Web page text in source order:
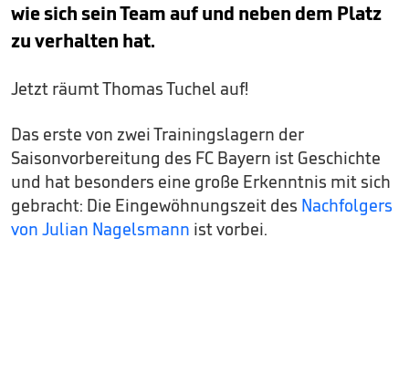
wie sich sein Team auf und neben dem Platz
zu verhalten hat.
Jetzt räumt Thomas Tuchel auf!
Das erste von zwei Trainingslagern der
Saisonvorbereitung des FC Bayern ist Geschichte
und hat besonders eine große Erkenntnis mit sich
gebracht: Die Eingewöhnungszeit des Nachfolgers
von Julian Nagelsmann ist vorbei.